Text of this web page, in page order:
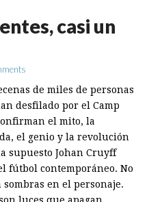
casi un
de miles de personas
desfilado por el Camp
el mito, la
el genio y la revolución
supuesto Johan Cruyff
fútbol contemporáneo. No
sombras en el personaje.